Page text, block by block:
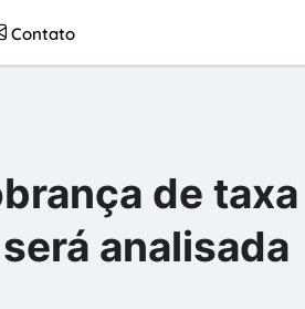
Contato
de taxa
analisada